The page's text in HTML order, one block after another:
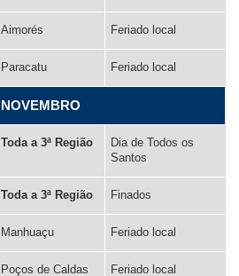
Aimorés Feriado local
Paracatu Feriado local
NOVEMBRO
Toda a 3ª Região
Dia de Todos os
Santos
Toda a 3ª Região Finados
Manhuaçu Feriado local
Poços de Caldas Feriado local